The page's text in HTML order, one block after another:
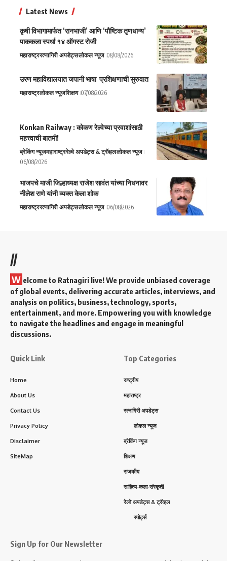
Latest News
कृषी विभागामार्फत ‘रानभाजी’ आणि ‘पौष्टिक तृणधान्य’
पाककला स्पर्धा १४ ऑगस्ट रोजी
महाराष्ट्ररत्नागिरी अपडेट्सलोकल न्यूज 08/08/2026
उरण महाविद्यालयात जपानी भाषा प्रशिक्षणाची सुरुवात
महाराष्ट्रलोकल न्यूजशिक्षण 07/08/2026
Konkan Railway : कोकण रेल्वेच्या प्रवाशांसाठी
महत्त्वाची बातमी!
ब्रेकिंग न्यूजमहाराष्ट्ररेल्वे अपडेट्स & ट्रॅव्हललोकल न्यूज
06/08/2026
भाजपचे माजी जिल्हाध्यक्ष राजेश सावंत यांच्या निधनावर
नीलेश राणे यांनी व्यक्त केला शोक
महाराष्ट्ररत्नागिरी अपडेट्सलोकल न्यूज 06/08/2026
//
W elcome to Ratnagiri live! We provide unbiased coverage
of global events, delivering accurate articles, interviews, and
analysis on politics, business, technology, sports,
entertainment, and more. Empowering you with knowledge
to navigate the headlines and engage in meaningful
discussions.
Quick Link
Home
About Us
Contact Us
Privacy Policy
Disclaimer
SiteMap
Top Categories
राष्ट्रीय
महाराष्ट्र
रत्नागिरी अपडेट्स
लोकल न्यूज
ब्रेकिंग न्यूज
शिक्षण
राजकीय
साहित्य-कला-संस्कृती
रेल्वे अपडेट्स & ट्रॅव्हल
स्पोर्ट्स
Sign Up for Our Newsletter